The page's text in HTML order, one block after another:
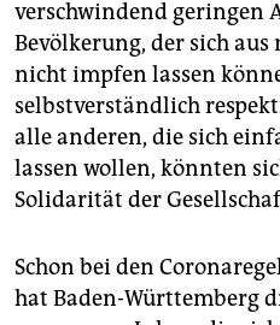
verschwindend geringen
Bevölkerung, der sich
nicht impfen lassen
selbstverständlich
alle anderen, die sich
lassen wollen, könnten
Solidarität der
Schon bei den
hat Baden-Württemberg